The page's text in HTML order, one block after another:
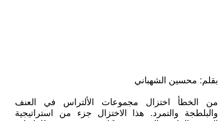
بقلم: محسين الشهباني
من الخطأ اختزال مجموعات الألتراس في العنف
والبلطجة والتمرد. هذا الاختزال جزء من استراتيجية